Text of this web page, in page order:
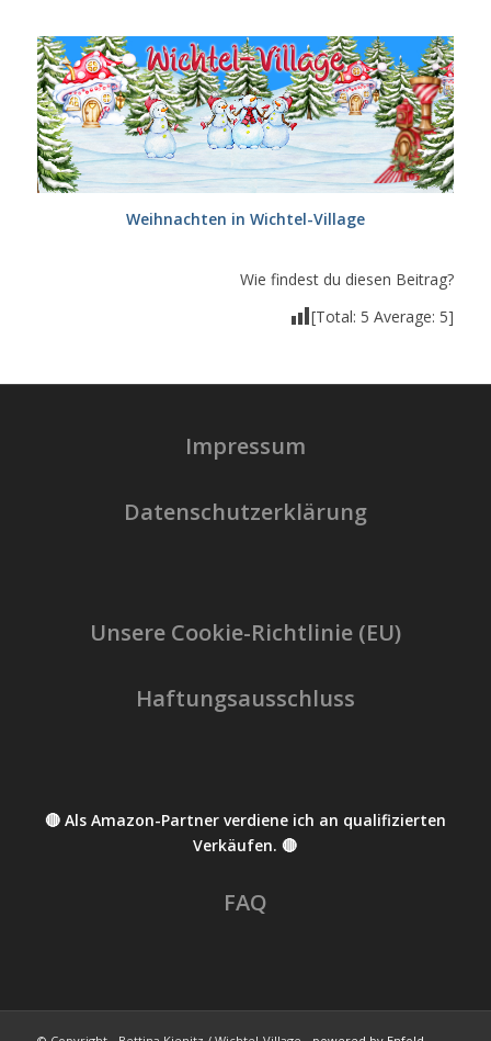
Weihnachten in Wichtel-Village
Wie findest du diesen Beitrag?
[Total: 5 Average: 5]
Impressum
Datenschutzerklärung
Unsere Cookie-Richtlinie (EU)
Haftungsausschluss
🔴 Als Amazon-Partner verdiene ich an qualifizierten
Verkäufen. 🔴
FAQ